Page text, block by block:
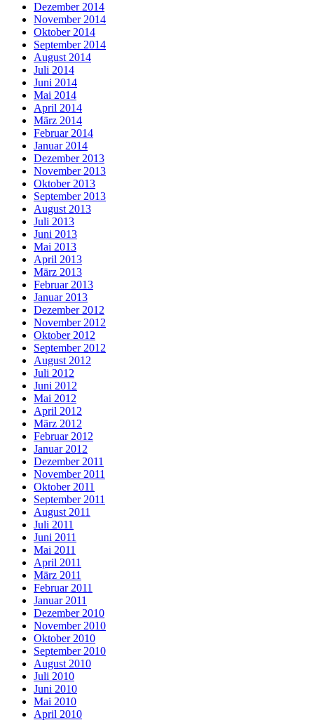
Dezember 2014
November 2014
Oktober 2014
September 2014
August 2014
Juli 2014
Juni 2014
Mai 2014
April 2014
März 2014
Februar 2014
Januar 2014
Dezember 2013
November 2013
Oktober 2013
September 2013
August 2013
Juli 2013
Juni 2013
Mai 2013
April 2013
März 2013
Februar 2013
Januar 2013
Dezember 2012
November 2012
Oktober 2012
September 2012
August 2012
Juli 2012
Juni 2012
Mai 2012
April 2012
März 2012
Februar 2012
Januar 2012
Dezember 2011
November 2011
Oktober 2011
September 2011
August 2011
Juli 2011
Juni 2011
Mai 2011
April 2011
März 2011
Februar 2011
Januar 2011
Dezember 2010
November 2010
Oktober 2010
September 2010
August 2010
Juli 2010
Juni 2010
Mai 2010
April 2010